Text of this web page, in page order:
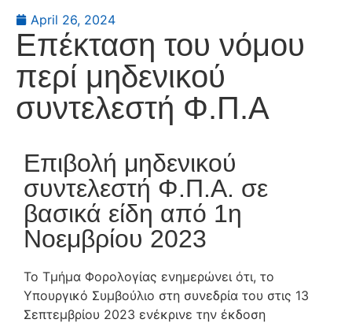
April 26, 2024
Eπέκταση του νόμου
περί μηδενικού
συντελεστή Φ.Π.Α
Επιβολή μηδενικού
συντελεστή Φ.Π.Α. σε
βασικά είδη από 1η
Νοεμβρίου 2023
Το Τμήμα Φορολογίας ενημερώνει ότι, το
Υπουργικό Συμβούλιο στη συνεδρία του στις 13
Σεπτεμβρίου 2023 ενέκρινε την έκδοση